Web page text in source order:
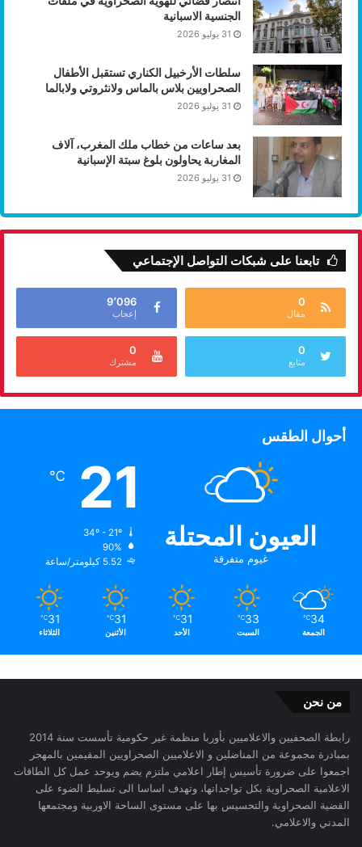
الجنسية الاسبانية
31 يوليو 2026
سلطات الأرخبيل الكناري تستقبل الأطفال
الصحراويين بلاس بالماس ولانثروتي ولابالما
31 يوليو 2026
بعد ساعات من خطاب ملك المغرب، آلاف
المغاربة يحاولون بلوغ سبتة الإسبانية
31 يوليو 2026
تابعنا على شبكات التواصل الإجتماعي
0
مقال
9٬096
إعجاب
0
متابع
0
مشترك
أحوال الطقس
العيون المحتلة
غيوم متفرقة
21
℃
90%
5.52 كيلومتر/ساعة
34
℃
الجمعة
33
℃
السبت
31
℃
الأحد
31
℃
الأثنين
31
℃
الثلاثاء
من نحن
رابطة الصحفيين والاعلاميين بأوربا منظمة غير حكومية تأسست سنة 2014
بمبادرة مجموعة من المناضلين و الاعلاميين الصحراويين المقيمين بالمهجر
اجمعوا على ضرورة تأسيس إطار اعلامي ملتزم يضم ويوحد عمل كل الطاقات
الاعلامية الصحراوية بكل تواجداتها، وتهدف اساسا الى تسليط الضوء على
القضية الصحراوية والتحسيس بها على مستوى الساحة الاوربية ومجتمعها
المدني والاعلامي.